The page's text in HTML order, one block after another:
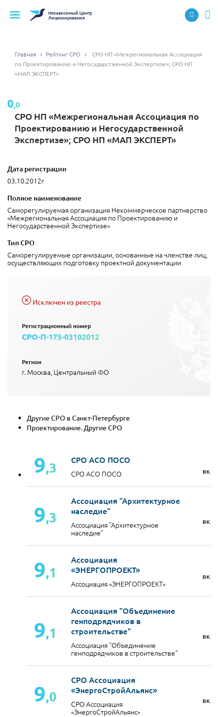
НезависимыйЦентр
Лицензирования
Главная Рейтинг СРО
СРО НП «Межрегиональная Ассоциация
по Проектированию и Негосударственной Экспертизе»; СРО НП
«МАП ЭКСПЕРТ»
0,0
СРО НП «Межрегиональная Ассоциация по
Проектированию и Негосударственной
Экспертизе»; СРО НП «МАП ЭКСПЕРТ»
Дата регистрации
03.10.2012г
Полное наименование
Саморегулируемая организация Некоммерческое партнерство
«Межрегиональная Ассоциация по Проектированию и
Негосударственной Экспертизе»
Тип СРО
Саморегулируемые организации, основанные на членстве лиц,
осуществляющих подготовку проектной документации
Исключен из реестра
Регистрационный номер
СРО-П-175-03102012
Регион
г. Москва, Центральный ФО
Другие СРО в Санкт-Петербурге
Проектирование. Другие СРО
9,3 СРО АСО ПОСО
СРО АСО ПОСО
9,3
Ассоциация "Архитектурное
наследие"
Ассоциация "Архитектурное
наследие"
9,1
Ассоциация
«ЭНЕРГОПРОЕКТ»
Ассоциация «ЭНЕРГОПРОЕКТ»
9,1
Ассоциация "Объединение
генподрядчиков в
строительстве"
Ассоциация "Объединение
генподрядчиков в строительстве"
9,0
СРО Ассоциация
«ЭнергоСтройАльянс»
СРО Ассоциация
«ЭнергоСтройАльянс»